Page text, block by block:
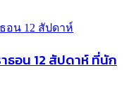
ธอน 12 สัปดาห์ ที่นัก